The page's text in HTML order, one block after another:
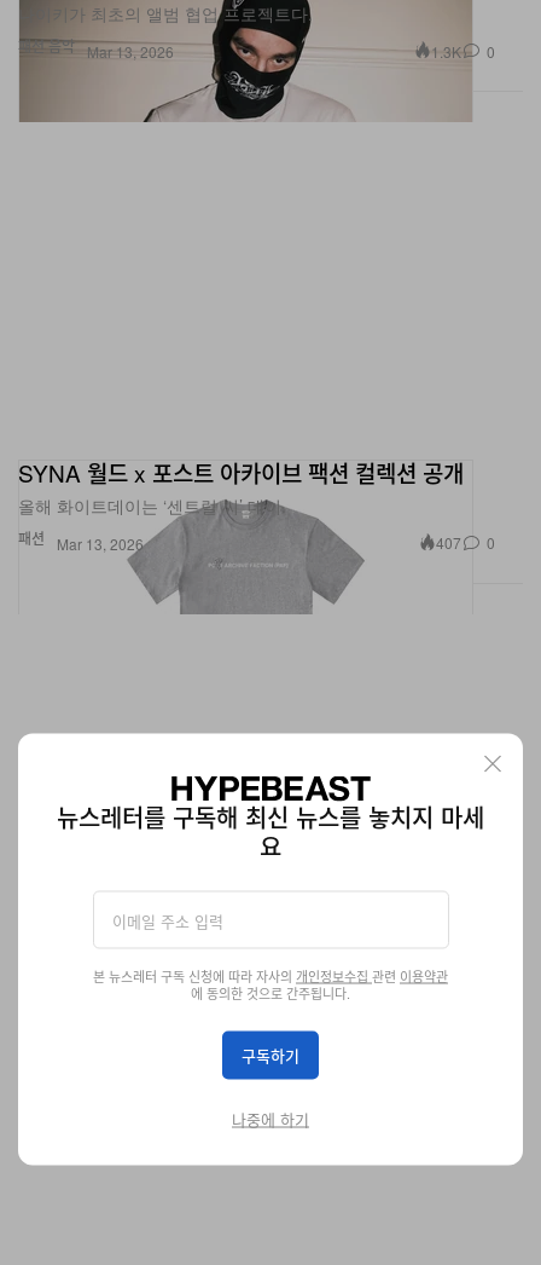
패션음악
나이키가 최초의 앨범 협업 프로젝트다.
Mar 13, 2026 1.3K 0
패션
SYNA 월드 x 포스트 아카이브 팩션 컬렉션 공개
올해 화이트데이는 ‘센트럴 씨’ 데이.
Mar 13, 2026 407 0
에메 레온 도르 2026년 봄, 여름 ‘딜리버리 2’ 출시
뉴스레터를 구독해 최신 뉴스를 놓치지 마세
요
본 뉴스레터 구독 신청에 따라 자사의 개인정보수집 관련 이용약관
에 동의한 것으로 간주됩니다.
구독하기
나중에 하기